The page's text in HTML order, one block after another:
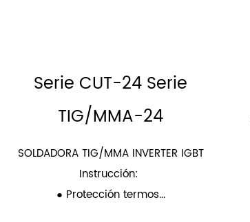
Serie CUT-24 Serie
TIG/MMA-24
SOLDADORA TIG/MMA INVERTER IGBT
Instrucción:
● Protección termos...